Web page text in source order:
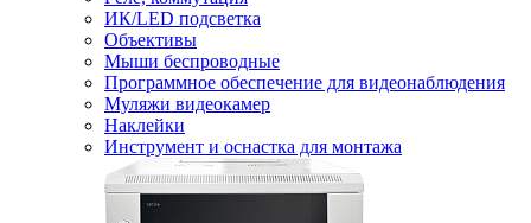
ИК/LED подсветка
Объективы
Мыши беспроводные
Программное обеспечение для видеонаблюдения
Муляжи видеокамер
Наклейки
Инструмент и оснастка для монтажа